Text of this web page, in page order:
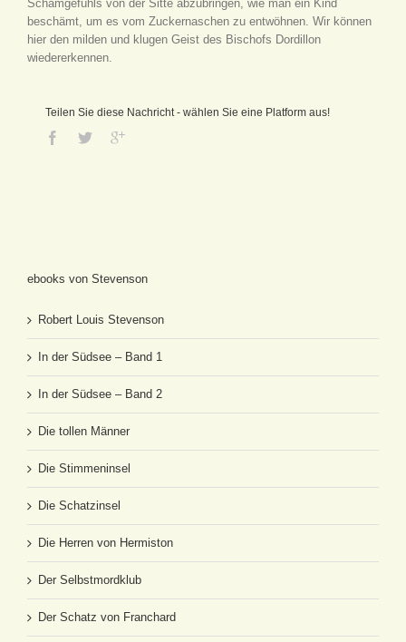
Schamgefühls von der Sitte abzubringen, wie man ein Kind
beschämt, um es vom Zuckernaschen zu entwöhnen. Wir können
hier den milden und klugen Geist des Bischofs Dordillon
wiedererkennen.
Teilen Sie diese Nachricht - wählen Sie eine Platform aus!
ebooks von Stevenson
Robert Louis Stevenson
In der Südsee – Band 1
In der Südsee – Band 2
Die tollen Männer
Die Stimmeninsel
Die Schatzinsel
Die Herren von Hermiston
Der Selbstmordklub
Der Schatz von Franchard